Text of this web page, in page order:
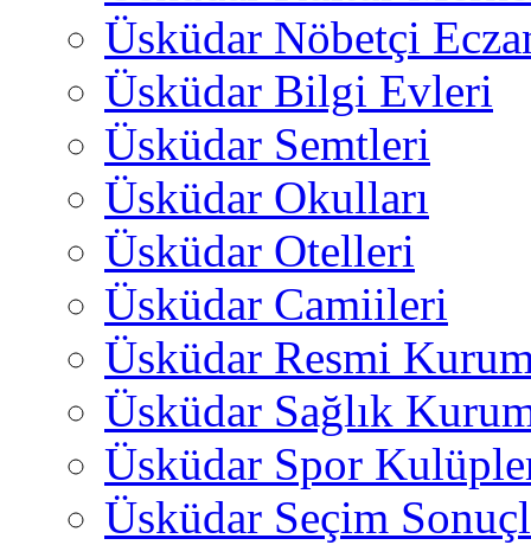
Üsküdar Nöbetçi
Üsküdar Bilgi Evleri
Üsküdar Semtleri
Üsküdar Okulları
Üsküdar Otelleri
Üsküdar Camiileri
Üsküdar Resmi
Üsküdar Sağlık
Üsküdar Spor
Üsküdar Seçim